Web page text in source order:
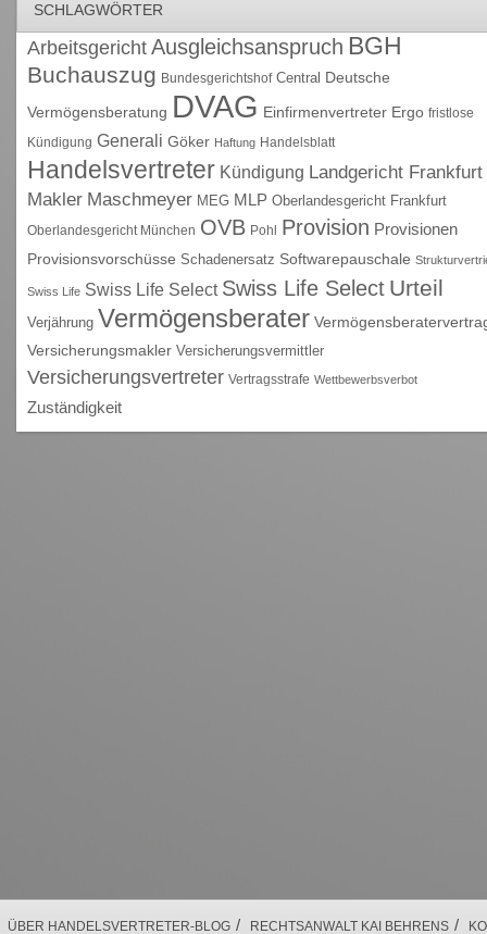
SCHLAGWÖRTER
Arbeitsgericht Ausgleichsanspruch BGH
Buchauszug Bundesgerichtshof Central Deutsche
Vermögensberatung DVAG Einfirmenvertreter Ergo fristlose
Kündigung Generali Göker Haftung Handelsblatt
Handelsvertreter Kündigung Landgericht Frankfurt
Makler Maschmeyer MEG MLP Oberlandesgericht Frankfurt
Oberlandesgericht München OVB Pohl Provision Provisionen
Provisionsvorschüsse Schadenersatz Softwarepauschale
Swiss Life Swiss Life Select Swiss Life Select Urteil
Verjährung Vermögensberater
Versicherungsmakler Versicherungsvermittler
Versicherungsvertreter Vertragsstrafe Wettbewerbsverbot
Zuständigkeit
ÜBER HANDELSVERTRETER-BLOG / RECHTSANWALT KAI BEHRENS /